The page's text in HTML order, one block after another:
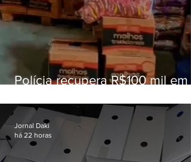
Polícia recupera R$100 mil em
Fluminense
Jornal Daki
há 22 horas